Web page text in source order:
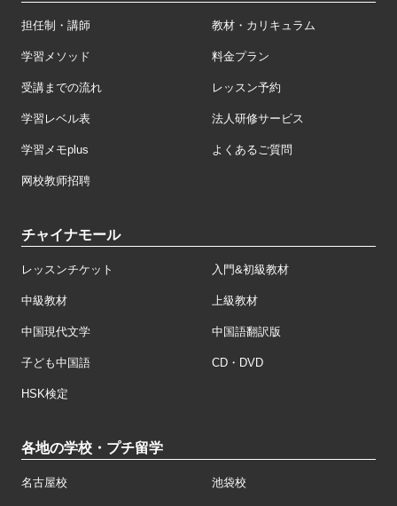
担任制・講師 教材・カリキュラム
学習メソッド 料金プラン
受講までの流れ レッスン予約
学習レベル表 法人研修サービス
学習メモplus よくあるご質問
网校教师招聘
チャイナモール
レッスンチケット 入門&初級教材
中級教材 上級教材
中国現代文学 中国語翻訳版
子ども中国語 CD・DVD
HSK検定
各地の学校・プチ留学
名古屋校 池袋校